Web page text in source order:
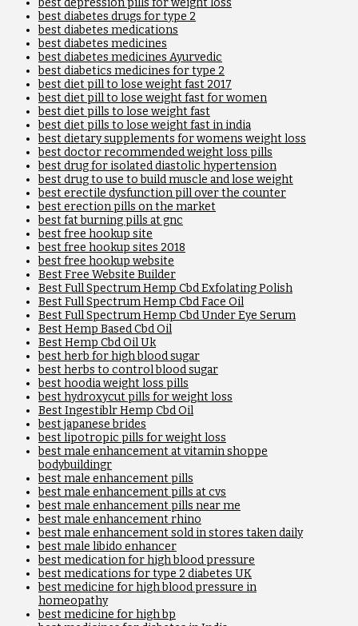
best depression pills for weight loss
best diabetes drugs for type 2
best diabetes medications
best diabetes medicines
best diabetes medicines Ayurvedic
best diabetics medicines for type 2
best diet pill to lose weight fast 2017
best diet pill to lose weight fast for women
best diet pills to lose weight fast
best diet pills to lose weight fast in india
best dietary supplements for womens weight loss
best doctor recommended weight loss pills
best drug for isolated diastolic hypertension
best drug to use to build muscle and lose weight
best erectile dysfunction pill over the counter
best erection pills on the market
best fat burning pills at gnc
best free hookup site
best free hookup sites 2018
best free hookup website
Best Free Website Builder
Best Full Spectrum Hemp Cbd Exfolating Polish
Best Full Spectrum Hemp Cbd Face Oil
Best Full Spectrum Hemp Cbd Under Eye Serum
Best Hemp Based Cbd Oil
Best Hemp Cbd Oil Uk
best herb for high blood sugar
best herbs to control blood sugar
best hoodia weight loss pills
best hydroxycut pills for weight loss
Best Ingestiblr Hemp Cbd Oil
best japanese brides
best lipotropic pills for weight loss
best male enhancement at vitamin shoppe
bodybuildingr
best male enhancement pills
best male enhancement pills at cvs
best male enhancement pills near me
best male enhancement rhino
best male enhancement sold in stores taken daily
best male libido enhancer
best medication for high blood pressure
best medications for type 2 diabetes UK
best medicine for high blood pressure in
homeopathy
best medicine for high bp